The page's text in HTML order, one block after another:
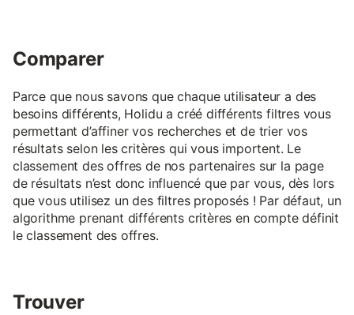
Comparer
Parce que nous savons que chaque utilisateur a des
besoins différents, Holidu a créé différents filtres vous
permettant d’affiner vos recherches et de trier vos
résultats selon les critères qui vous importent. Le
classement des offres de nos partenaires sur la page
de résultats n’est donc influencé que par vous, dès lors
que vous utilisez un des filtres proposés ! Par défaut, un
algorithme prenant différents critères en compte définit
le classement des offres.
Trouver